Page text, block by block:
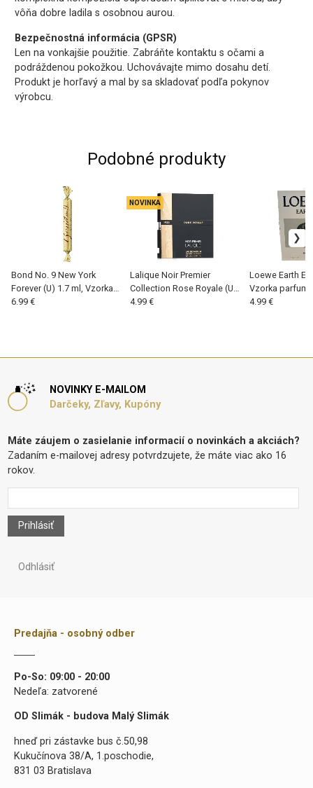
vôňa dobre ladila s osobnou aurou.
Bezpečnostná informácia (GPSR)
Len na vonkajšie použitie. Zabráňte kontaktu s očami a
podráždenou pokožkou. Uchovávajte mimo dosahu detí.
Produkt je horľavý a mal by sa skladovať podľa pokynov
výrobcu.
Podobné produkty
Bond No. 9 New York
Forever (U) 1.7 ml, Vzorka
parfumu
6.99 €
Lalique Noir Premier
Collection Rose Royale (U)
1.8 ml, Vzorka parfumu
NOVINKA
4.99 €
Loewe Earth
Vzorka parfumu
4.99 €
NOVINKY E-MAILOM
Darčeky, Zľavy, Kupóny
Máte záujem o zasielanie informacií o novinkách a akciách?
Zadaním e-mailovej adresy potvrdzujete, že máte viac ako 16
rokov.
Prihlásiť
Odhlásiť
Predajňa - osobný odber
Po-So: 09:00 - 20:00
Nedeľa: zatvorené
OD Slimák - budova Malý Slimák
hneď pri zástavke bus č.50,98
Kukučínova 38/A, 1.poschodie,
831 03 Bratislava